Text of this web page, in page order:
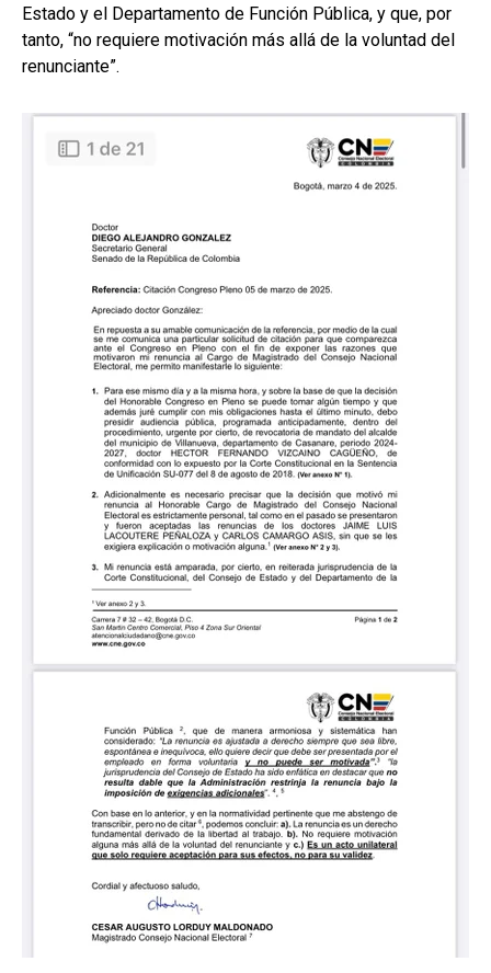
Estado y el Departamento de Función Pública, y que, por
tanto, “no requiere motivación más allá de la voluntad del
renunciante”.